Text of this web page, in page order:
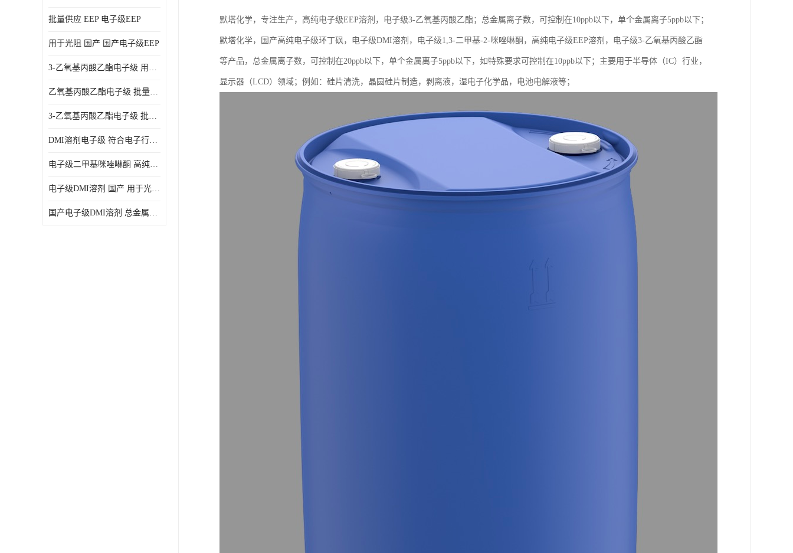
批量供应 EEP 电子级EEP
用于光阻 国产 国产电子级EEP
3-乙氧基丙酸乙酯电子级 用于剥离液 国产
乙氧基丙酸乙酯电子级 批量供应 电子级
3-乙氧基丙酸乙酯电子级 批量供应
DMI溶剂电子级 符合电子行业要求
电子级二甲基咪唑啉酮 高纯度 用于光阻
电子级DMI溶剂 国产 用于光刻胶
国产电子级DMI溶剂 总金属小于20ppb 用于半导体清洗
默塔化学，专注生产，高纯电子级EEP溶剂，电子级3-乙氧基丙酸乙酯；总金属离子数，可控制在10ppb以下，单个金属离子5ppb以下；
默塔化学，国产高纯电子级环丁砜，电子级DMI溶剂，电子级1,3-二甲基-2-咪唑啉酮，高纯电子级EEP溶剂，电子级3-乙氧基丙酸乙酯
等产品，总金属离子数，可控制在20ppb以下，单个金属离子5ppb以下，如特殊要求可控制在10ppb以下；主要用于半导体（IC）行业，
显示器（LCD）领域；例如：硅片清洗，晶圆硅片制造，剥离液，湿电子化学品，电池电解液等；